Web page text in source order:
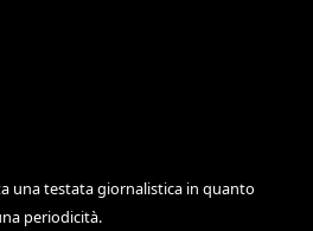
una testata giornalistica in quanto
periodicità.